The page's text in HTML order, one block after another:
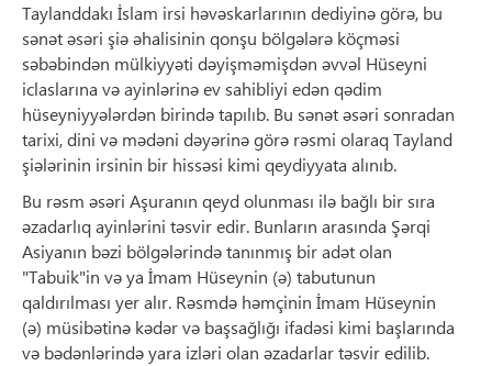
Taylanddakı İslam irsi həvəskarlarının dediyinə görə, bu
sənət əsəri şiə əhalisinin qonşu bölgələrə köçməsi
səbəbindən mülkiyyəti dəyişməmişdən əvvəl Hüseyni
iclaslarına və ayinlərinə ev sahibliyi edən qədim
hüseyniyyələrdən birində tapılıb. Bu sənət əsəri sonradan
tarixi, dini və mədəni dəyərinə görə rəsmi olaraq Tayland
şiələrinin irsinin bir hissəsi kimi qeydiyyata alınıb.
Bu rəsm əsəri Aşuranın qeyd olunması ilə bağlı bir sıra
əzadarlıq ayinlərini təsvir edir. Bunların arasında Şərqi
Asiyanın bəzi bölgələrində tanınmış bir adət olan
"Tabuik"in və ya İmam Hüseynin (ə) tabutunun
qaldırılması yer alır. Rəsmdə həmçinin İmam Hüseynin
(ə) müsibətinə kədər və başsağlığı ifadəsi kimi başlarında
və bədənlərində yara izləri olan əzadarlar təsvir edilib.